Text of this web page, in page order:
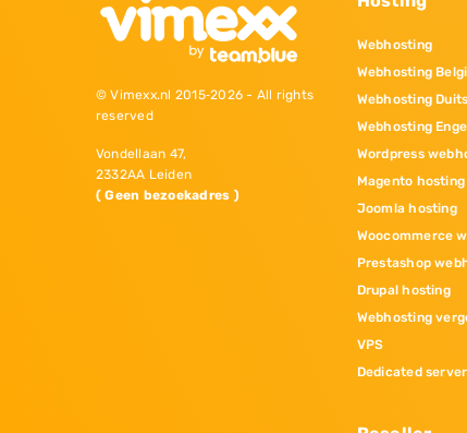
© Vimexx.nl 2015‐2026 - All rights
reserved
Vondellaan 47,
2332AA Leiden
( Geen bezoekadres )
Webhosting
Webhosting
Webhosting
Webhosting
Wordpress
Magento hosting
Joomla hosting
Woocommerce
Prestashop
Drupal hosting
Webhosting
VPS
Dedicated server